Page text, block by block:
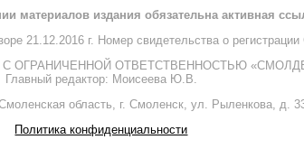
материалов издания обязательна активная
21.12.2016 г. Номер свидетельства о
С ОГРАНИЧЕННОЙ ОТВЕТСТВЕННОСТЬЮ
Главный редактор: Моисеева Ю.В.
область, г. Смоленск, ул. Рыленкова, д.
Политика конфиденциальности